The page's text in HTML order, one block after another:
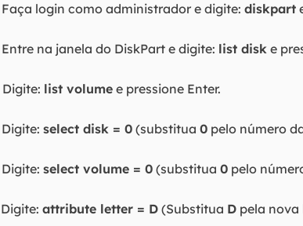
Faça login como administrador e digite: diskpart
Entre na janela do DiskPart e digite: list disk e
Digite: list volume e pressione Enter.
Digite: select disk = 0 (substitua 0 pelo número
Digite: select volume = 0 (substitua 0 pelo
Digite: attribute letter = D (Substitua D pela nova